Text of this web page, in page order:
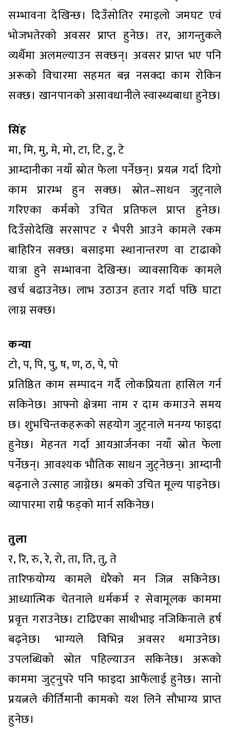
सम्भावना देखिन्छ। दिउँसोतिर रमाइलो जमघट एवं
भोजभतेरको अवसर प्राप्त हुनेछ। तर, आगन्तुकले
व्यर्थैमा अलमल्याउन सक्छन्। अवसर प्राप्त भए पनि
अरूको विचारमा सहमत बन्न नसक्दा काम रोकिन
सक्छ। खानपानको असावधानीले स्वास्थ्यबाधा हुनेछ।
सिंह
मा, मि, मु, मे, मो, टा, टि, टु, टे
आम्दानीका नयाँ स्रोत फेला पर्नेछन्। प्रयत्न गर्दा दिगो
काम प्रारम्भ हुन सक्छ। स्रोत–साधन जुट्नाले
गरिएका कर्मको उचित प्रतिफल प्राप्त हुनेछ।
दिउँसोदेखि सरसापट र भैपरी आउने कामले रकम
बाहिरिन सक्छ। बसाइमा स्थानान्तरण वा टाढाको
यात्रा हुने सम्भावना देखिन्छ। व्यावसायिक कामले
खर्च बढाउनेछ। लाभ उठाउन हतार गर्दा पछि घाटा
लाग्न सक्छ।
कन्या
टो, प, पि, पु, ष, ण, ठ, पे, पो
प्रतिष्ठित काम सम्पादन गर्दै लोकप्रियता हासिल गर्न
सकिनेछ। आफ्नो क्षेत्रमा नाम र दाम कमाउने समय
छ। शुभचिन्तकहरूको सहयोग जुट्नाले मनग्य फाइदा
हुनेछ। मेहनत गर्दा आयआर्जनका नयाँ स्रोत फेला
पर्नेछन्। आवश्यक भौतिक साधन जुट्नेछन्। आम्दानी
बढ्नाले उत्साह जाग्नेछ। श्रमको उचित मूल्य पाइनेछ।
व्यापारमा राम्रै फड्को मार्न सकिनेछ।
तुला
र, रि, रु, रे, रो, ता, ति, तु, ते
तारिफयोग्य कामले धेरैको मन जित्न सकिनेछ।
आध्यात्मिक चेतनाले धर्मकर्म र सेवामूलक काममा
प्रवृत्त गराउनेछ। टाढिएका साथीभाइ नजिकिनाले हर्ष
बढ्नेछ। भाग्यले विभिन्न अवसर थमाउनेछ।
उपलब्धिको स्रोत पहिल्याउन सकिनेछ। अरूको
काममा जुट्नुपरे पनि फाइदा आफैंलाई हुनेछ। सानो
प्रयत्नले कीर्तिमानी कामको यश लिने सौभाग्य प्राप्त
हुनेछ।